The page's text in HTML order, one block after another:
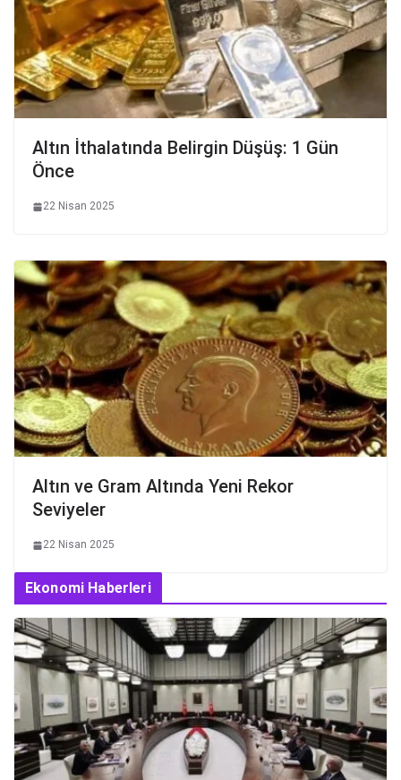
Altın İthalatında Belirgin Düşüş: 1 Gün
Önce
22 Nisan 2025
Altın ve Gram Altında Yeni Rekor
Seviyeler
22 Nisan 2025
Ekonomi Haberleri